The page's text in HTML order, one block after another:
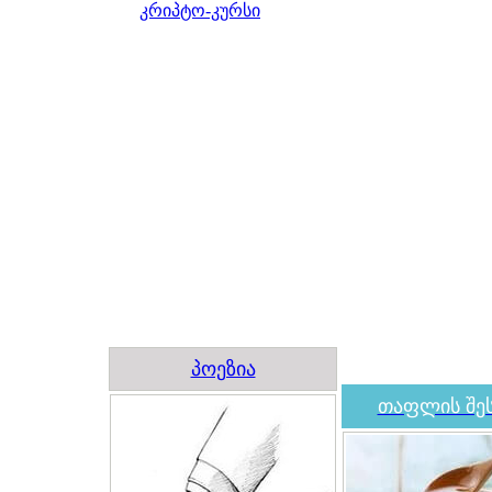
კრიპტო-კურსი
პოეზია
თაფლის